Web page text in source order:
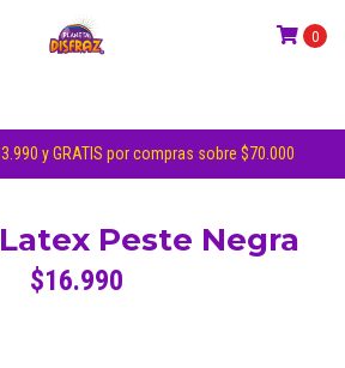
y GRATIS por compras sobre $70.000
0
Peste Negra
$16.990